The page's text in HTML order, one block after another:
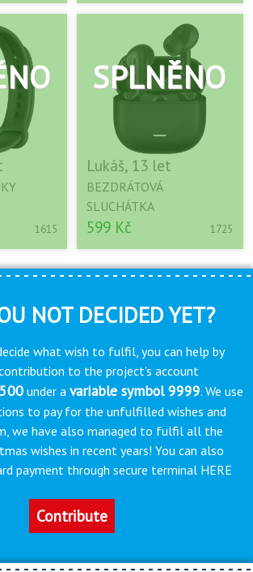
1615
Lukáš, 13 let
BEZDRÁTOVÁ
SLUCHÁTKA
599 Kč 1725
NOT DECIDED YET?
what wish to fulfil, you can help by
to the project’s account
under a variable symbol 9999. We use
to pay for the unfulfilled wishes and
we have also managed to fulfil all the
wishes in recent years! You can also
payment through secure terminal HERE
Contribute